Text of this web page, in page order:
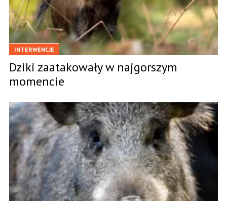
INTERWENCJE
Dziki zaatakowały w najgorszym
momencie